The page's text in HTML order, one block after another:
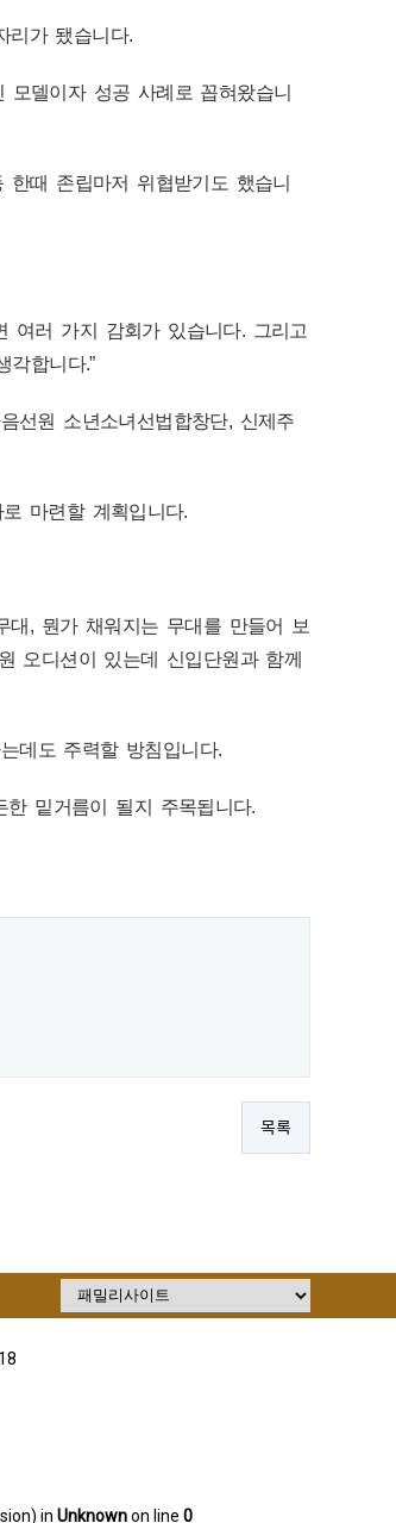
리가 됐습니다.
델이자 성공 사례로 꼽혀왔습니
때 존립마저 위협받기도 했습니
여러 가지 감회가 있습니다. 그리고
합니다.”
선원 소년소녀선법합창단, 신제주
마련할 계획입니다.
, 뭔가 채워지는 무대를 만들어 보
오디션이 있는데 신입단원과 함께
데도 주력할 방침입니다.
밑거름이 될지 주목됩니다.
목록
in Unknownon line 0